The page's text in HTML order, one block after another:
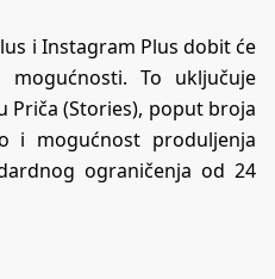
i Instagram Plus dobit će
To uključuje
Priča (Stories), poput broja
i mogućnost produljenja
ograničenja od 24